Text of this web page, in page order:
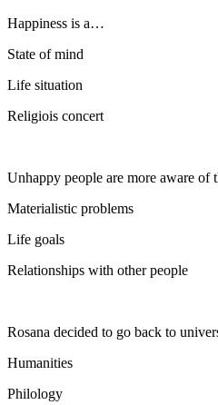
Happiness is a…
State of mind
Life situation
Religiois concert
Unhappy people are more aware of
Materialistic problems
Life goals
Relationships with other people
Rosana decided to go back to
Humanities
Philology